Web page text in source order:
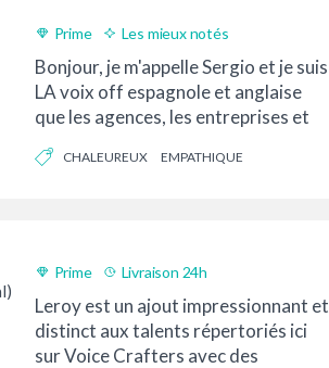
Prime
Les mieux notés
Livraison 24h
Bonjour, je m'appelle Sergio et je suis
LA voix off espagnole et anglaise
que les agences, les entreprises et
CHALEUREUX EMPATHIQUE
Prime Livraison 24h
Leroy est un ajout impressionnant et
distinct aux talents répertoriés ici
sur Voice Crafters avec des